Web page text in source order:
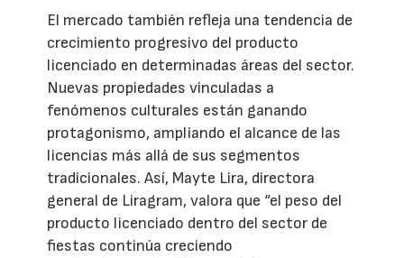
El mercado también refleja una tendencia de
crecimiento progresivo del producto
licenciado en determinadas áreas del sector.
Nuevas propiedades vinculadas a
fenómenos culturales están ganando
protagonismo, ampliando el alcance de las
licencias más allá de sus segmentos
tradicionales. Así, Mayte Lira, directora
general de Liragram, valora que “el peso del
producto licenciado dentro del sector de
fiestas continúa creciendo